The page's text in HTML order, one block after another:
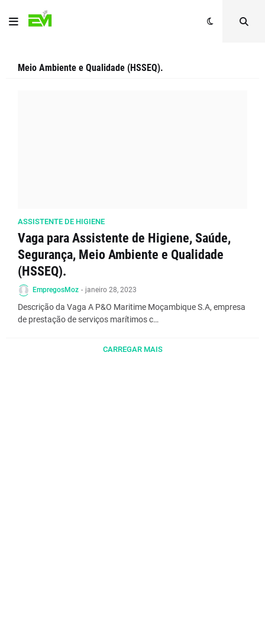
Meio Ambiente e Qualidade (HSSEQ).
ASSISTENTE DE HIGIENE
Vaga para Assistente de Higiene, Saúde,
Segurança, Meio Ambiente e Qualidade
(HSSEQ).
EmpregosMoz - janeiro 28, 2023
Descrição da Vaga A P&O Maritime Moçambique S.A, empresa
de prestação de serviços marítimos c…
CARREGAR MAIS